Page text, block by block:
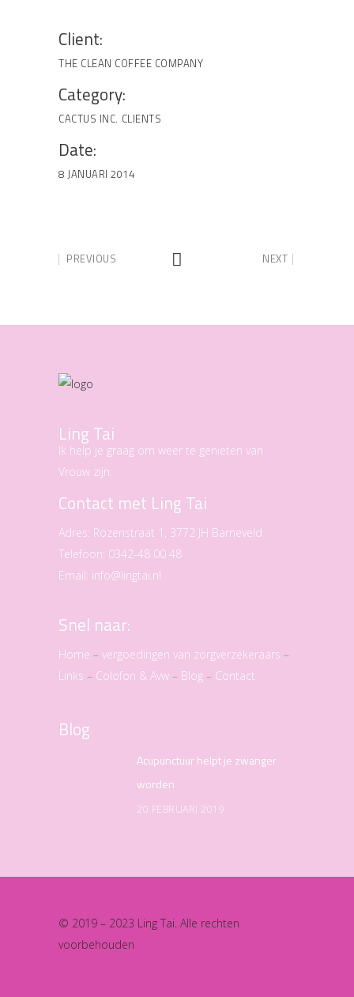
Client:
THE CLEAN COFFEE COMPANY
Category:
CACTUS INC. CLIENTS
Date:
8 JANUARI 2014
PREVIOUS NEXT
Ling Tai
Ik help je graag om weer te genieten van
Vrouw zijn.
Contact met Ling Tai
Adres: Rozenstraat 1, 3772 JH Barneveld
Telefoon: 0342-48 00 48
Email: info@lingtai.nl
Snel naar:
Home – vergoedingen van zorgverzekeraars –
Links – Colofon & Avw – Blog – Contact
Blog
Acupunctuur helpt je zwanger
worden
20 FEBRUARI 2019
© 2019 – 2023 Ling Tai. Alle rechten
voorbehouden